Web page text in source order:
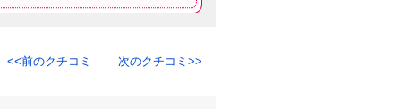
次のクチコミ
前のクチコミ